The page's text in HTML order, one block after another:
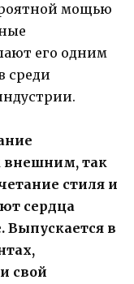
мощью
его одним
среди
внешним, так
стиля и
сердца
Выпускается в
свой